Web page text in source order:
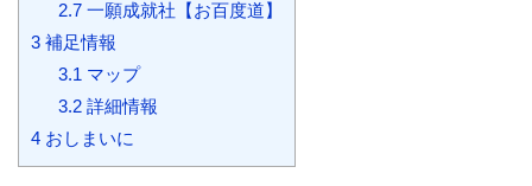
2.7一願成就社【お百度道】
3 補足情報
3.1 マップ
3.2詳細情報
4 おしまいに